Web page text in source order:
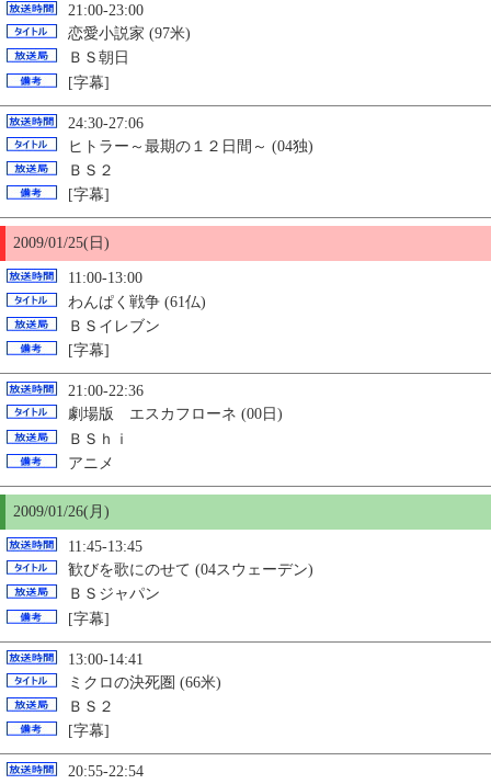
21:00-23:00
恋愛小説家 (97米)
ＢＳ朝日
[字幕]
24:30-27:06
ヒトラー～最期の１２日間～ (04独)
ＢＳ２
[字幕]
2009/01/25(日)
11:00-13:00
わんぱく戦争 (61仏)
ＢＳイレブン
[字幕]
21:00-22:36
劇場版 エスカフローネ (00日)
ＢＳｈｉ
アニメ
2009/01/26(月)
11:45-13:45
歓びを歌にのせて (04スウェーデン)
ＢＳジャパン
[字幕]
13:00-14:41
ミクロの決死圏 (66米)
ＢＳ２
[字幕]
20:55-22:54